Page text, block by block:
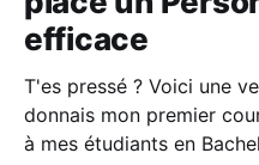
efficace
T'es pressé ? Voici une
donnais mon premier
à mes étudiants en